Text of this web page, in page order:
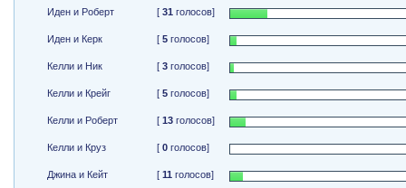
Иден и Роберт [ 31 голосов]
Иден и Керк [ 5голосов]
Келли и Ник [ 3голосов]
Келли и Крейг [ 5голосов]
Келли и Роберт [ 13голосов]
Келли и Круз [ 0голосов]
Джина и Кейт [ 11 голосов]